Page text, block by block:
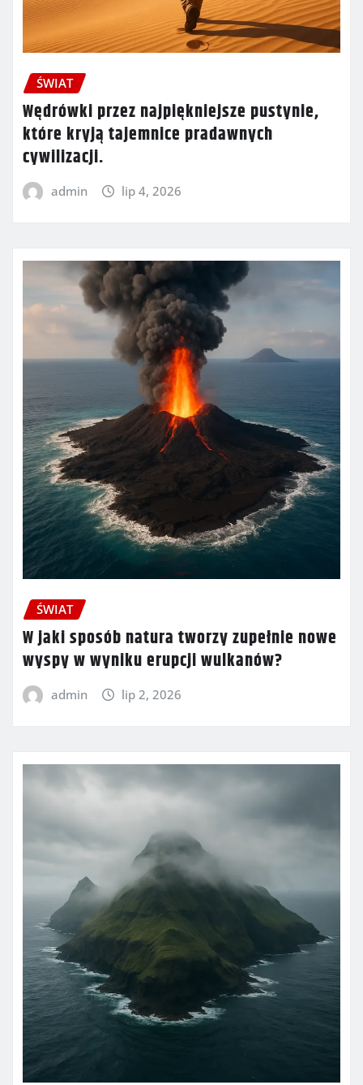
ŚWIAT
Wędrówki przez najpiękniejsze pustynie,
które kryją tajemnice pradawnych
cywilizacji.
admin lip 4, 2026
ŚWIAT
W jaki sposób natura tworzy zupełnie nowe
wyspy w wyniku erupcji wulkanów?
admin lip 2, 2026